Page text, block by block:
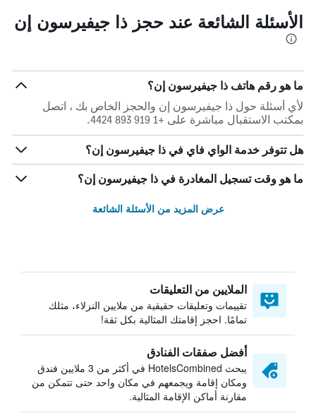
الأسئلة الشائعة عند حجز ذا جيفيرسون إن
ما هو رقم هاتف ذا جيفيرسون إن؟
لأي أسئلة حول ذا جيفيرسون إن والحجز الخاص بك ، اتصل
بمكتب الاستقبال مباشرة على +1 919 893 4424.
هل تتوفر خدمة الواي فاي في ذا جيفيرسون إن؟
ما هو وقت تسجيل المغادرة في ذا جيفيرسون إن؟
عرض المزيد من الأسئلة الشائعة
الملايين من التعليقات
تقييمات وتعليقات حقيقية من ملايين النزلاء، مثلك
تمامًا. احجز إقامتك المثالية بكل ثقة!
أفضل صفقات الفنادق
يبحث HotelsCombined في أكثر من 3 ملايين فندق
ومكان إقامة ويجمعهم في مكان واحد حتى تتمكن من
مقارنة أماكن الإقامة المثالية.